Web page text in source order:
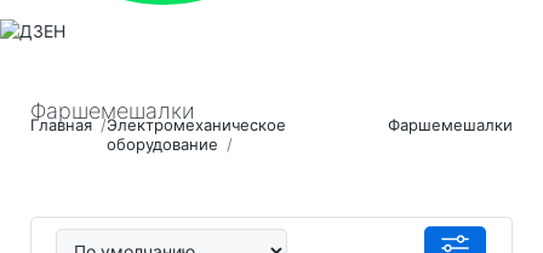
Фаршемешалки
Главная
Электрoмеханическое
оборудование
Фаршемешалки